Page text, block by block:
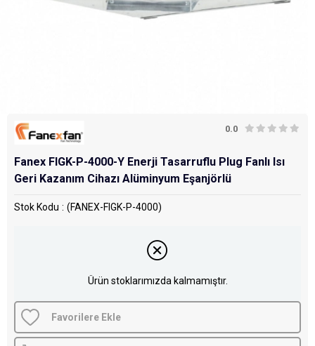
0.0
Fanex FIGK-P-4000-Y Enerji Tasarruflu Plug Fanlı Isı
Geri Kazanım Cihazı Alüminyum Eşanjörlü
Stok Kodu (FANEX-FIGK-P-4000)
Ürün stoklarımızda kalmamıştır.
Favorilere Ekle